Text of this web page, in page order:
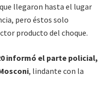
llegaron hasta el lugar
pero éstos solo
producto del choque.
informó el parte policial,
, lindante con la